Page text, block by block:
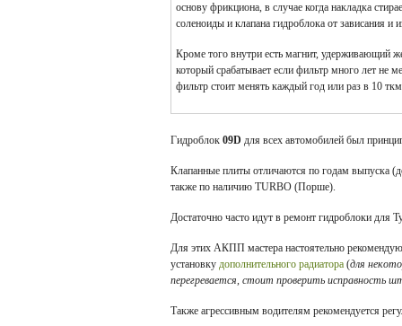
основу фрикциона, в случае когда накладка
соленоиды и клапана гидроблока от зависания и
Кроме того внутри есть магнит, удерживающий
который срабатывает если фильтр много лет не
фильтр стоит менять каждый год или раз в 10
Гидроблок 09D для всех автомобилей был
Клапанные плиты отличаются по годам выпуска
также по наличию TURBO (Порше).
Достаточно часто идут в ремонт гидроблоки для
Для этих АКПП мастера настоятельно
установку дополнительного радиатора (для
перегревается, стоит проверить исправность
Также агрессивным водителям рекомендуется